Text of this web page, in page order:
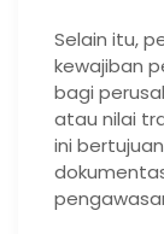
Selain itu,
kewajiban
bagi
atau nilai
ini